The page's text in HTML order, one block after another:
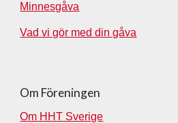
Minnesgåva
Vad vi gör med din gåva
Om Föreningen
Om HHT Sverige